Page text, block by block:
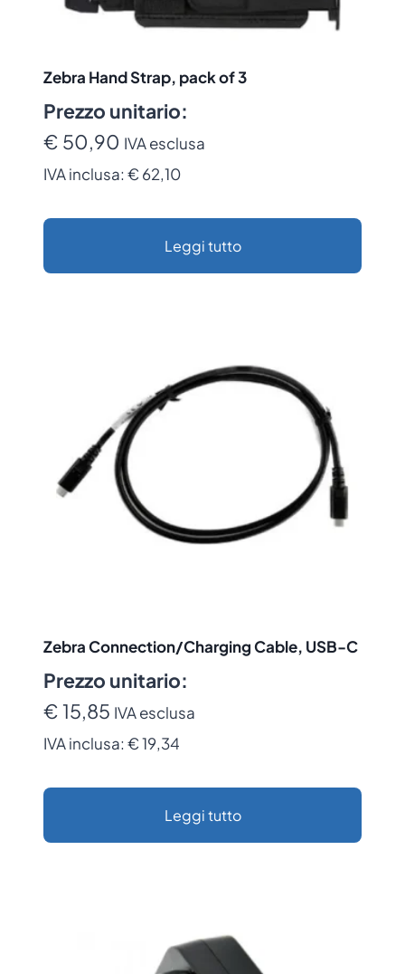
Zebra Hand Strap, pack of 3
Prezzo unitario:
€ 50,90 IVA esclusa
IVA inclusa: € 62,10
Leggi tutto
Zebra Connection/Charging Cable, USB-C
Prezzo unitario:
€ 15,85 IVA esclusa
IVA inclusa: € 19,34
Leggi tutto